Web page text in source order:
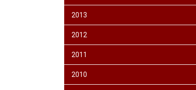
2013
2012
2011
2010